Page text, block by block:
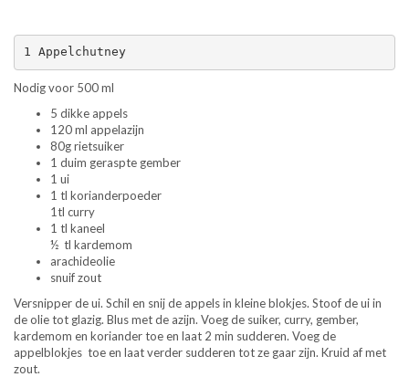
1 Appelchutney
Nodig voor 500 ml
5 dikke appels
120 ml appelazijn
80g rietsuiker
1 duim geraspte gember
1 ui
1 tl korianderpoeder
1tl curry
1 tl kaneel
½ tl kardemom
arachideolie
snuif zout
Versnipper de ui. Schil en snij de appels in kleine blokjes. Stoof de ui in
de olie tot glazig. Blus met de azijn. Voeg de suiker, curry, gember,
kardemom en koriander toe en laat 2 min sudderen. Voeg de
appelblokjes toe en laat verder sudderen tot ze gaar zijn. Kruid af met
zout.